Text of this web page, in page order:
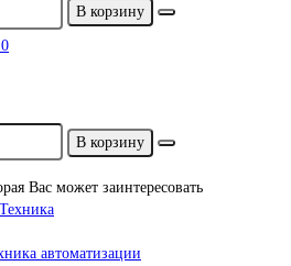
В корзину
В корзину
Вас может заинтересовать
автоматизации